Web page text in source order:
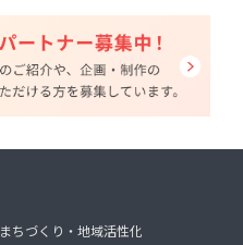
まちづくり・地域活性化